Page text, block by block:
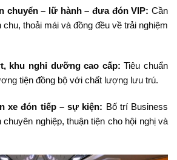
chuyển – lữ hành – đưa đón VIP: Cần
thoải mái và đồng đều về trải nghiệm
khu nghỉ dưỡng cao cấp: Tiêu chuẩn
tiện đồng bộ với chất lượng lưu trú.
xe đón tiếp – sự kiện: Bố trí Business
nghiệp, thuận tiện cho hội nghị và